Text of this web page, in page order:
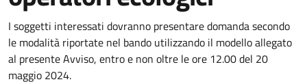
Dettagli della notizia
I soggetti interessati dovranno presentare domanda secondo
le modalità riportate nel bando utilizzando il modello allegato
al presente Avviso, entro e non oltre le ore 12.00 del 20
maggio 2024.